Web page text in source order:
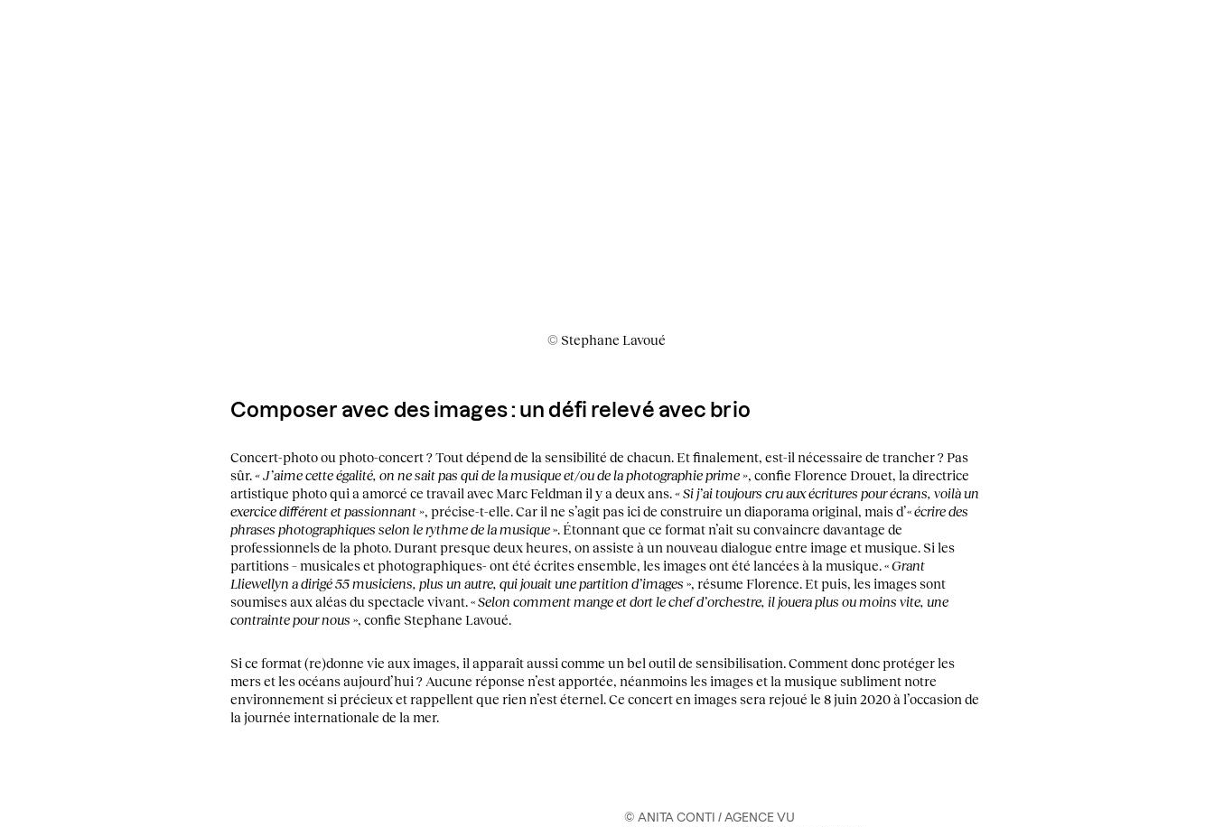
© Stephane Lavoué
Composer avec des images : un défi relevé avec brio
Concert-photo ou photo-concert ? Tout dépend de la sensibilité de chacun. Et finalement, est-il nécessaire de trancher ? Pas
sûr.« J’aime cette égalité, on ne sait pas qui de la musique et/ou de la photographie prime », confie Florence Drouet, la directrice
artistique photo qui a amorcé ce travail avec Marc Feldman il y a deux ans.« Si j’ai toujours cru aux écritures pour écrans, voilà un
exercice différent et passionnant », précise-t-elle. Car il ne s’agit pas ici de construire un diaporama original, mais d’«écrire des
phrases photographiques selon le rythme de la musique». Étonnant que ce format n’ait su convaincre davantage de
professionnels de la photo. Durant presque deux heures, on assiste à un nouveau dialogue entre image et musique. Si les
partitions – musicales et photographiques- ont été écrites ensemble, les images ont été lancées à la musique. «Grant
Lliewellyn a dirigé 55 musiciens, plus un autre, qui jouait une partition d’images », résume Florence. Et puis, les images sont
soumises aux aléas du spectacle vivant. «Selon comment mange et dort le chef d’orchestre, il jouera plus ou moins vite, une
contrainte pour nous », confie Stephane Lavoué.
Si ce format (re)donne vie aux images, il apparaît aussi comme un bel outil de sensibilisation. Comment donc protéger les
mers et les océans aujourd’hui ? Aucune réponse n’est apportée, néanmoins les images et la musique subliment notre
environnement si précieux et rappellent que rien n’est éternel. Ce concert en images sera rejoué le 8 juin 2020 à l’occasion de
la journée internationale de la mer.
© ANITA CONTI / AGENCE VU